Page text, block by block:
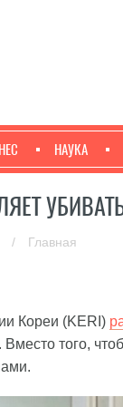
НАУКА
/ Главная
Кореи (KERI)
того,